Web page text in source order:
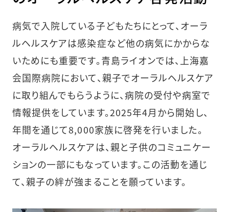
病気で入院している子どもたちにとって、オーラ
ルヘルスケアは感染症など他の病気にかからな
いためにも重要です。青島ライオンでは、上海嘉
会国際病院において、親子でオーラルヘルスケア
に取り組んでもらうように、病院の受付や病室で
情報提供をしています。2025年4月から開始し、
年間を通じて8,000家族に啓発を行いました。
オーラルヘルスケアは、親と子供のコミュニケー
ションの一部にもなっています。この活動を通じ
て、親子の絆が強まることを願っています。